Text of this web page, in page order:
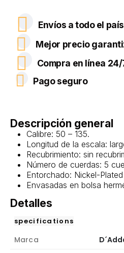
Envíos a todo el país
Mejor precio
Compra en línea 24/
Pago seguro
Descripción general
Calibre: 50 – 135.
Longitud de la escala:
Recubrimiento: sin
Número de cuerdas: 5
Entorchado: Nickel-
Envasadas en bolsa
Detalles
specifications
Marca